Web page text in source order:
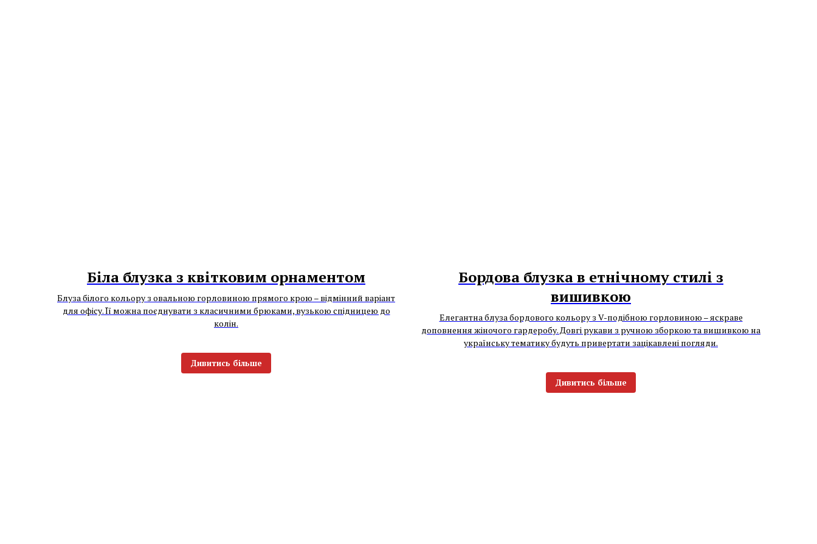
Біла блузка з квітковим орнаментом
Блуза білого кольору з овальною горловиною прямого крою – відмінний варіант
для офісу. Її можна поєднувати з класичними брюками, вузькою спідницею до
колін.
Дивитись більше
Бордова блузка в етнічному стилі з
вишивкою
Елегантна блуза бордового кольору з V-подібною горловиною – яскраве
доповнення жіночого гардеробу. Довгі рукави з ручною зборкою та вишивкою на
українську тематику будуть привертати зацікавлені погляди.
Дивитись більше